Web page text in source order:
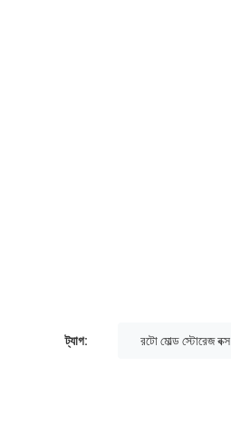
ট্যাগ: রটো মোল্ড স্টোরেজ বক্স